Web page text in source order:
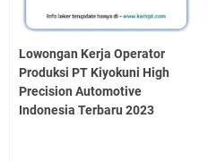
Lowongan Kerja Operator
Produksi PT Kiyokuni High
Precision Automotive
Indonesia Terbaru 2023